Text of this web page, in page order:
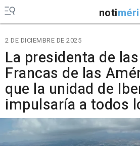
noti
2 DE DICIEMBRE DE 2025
La presidenta de
Francas de las
que la unidad de
impulsaría a todos